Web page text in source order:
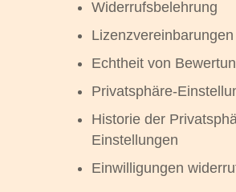
Widerrufsbelehrung
Lizenzvereinbarungen
Echtheit von
Privatsphäre-
Historie der
Einstellungen
Einwilligungen